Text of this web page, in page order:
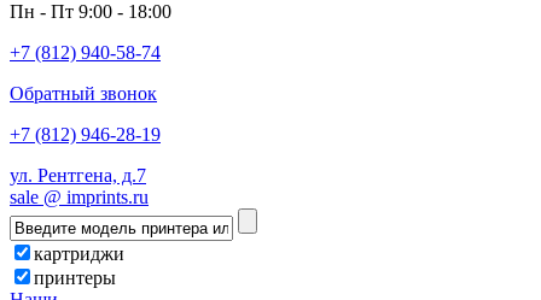
Пн - Пт 9:00 - 18:00
+7 (812) 940-58-74
Обратный звонок
+7 (812) 946-28-19
ул. Рентгена, д.7
sale @ imprints.ru
картриджи
принтеры